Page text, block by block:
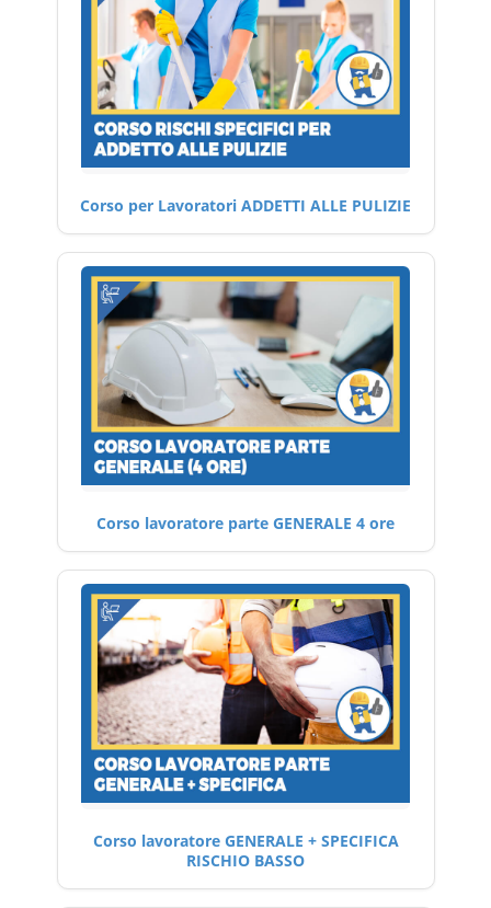
Corso per Lavoratori ADDETTI ALLE PULIZIE
Corso lavoratore parte GENERALE 4 ore
Corso lavoratore GENERALE + SPECIFICA
RISCHIO BASSO